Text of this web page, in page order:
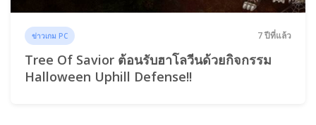
ข่าวเกม PC 7 ปีที่แล้ว
Tree Of Savior ต้อนรับฮาโลวีนด้วยกิจกรรม
Halloween Uphill Defense!!